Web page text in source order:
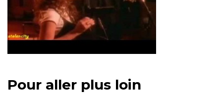
Pour aller plus loin